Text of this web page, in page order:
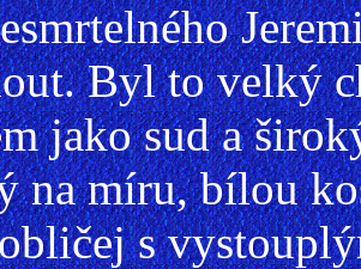
Byl to velký
jako sud a
na míru, bílou
s